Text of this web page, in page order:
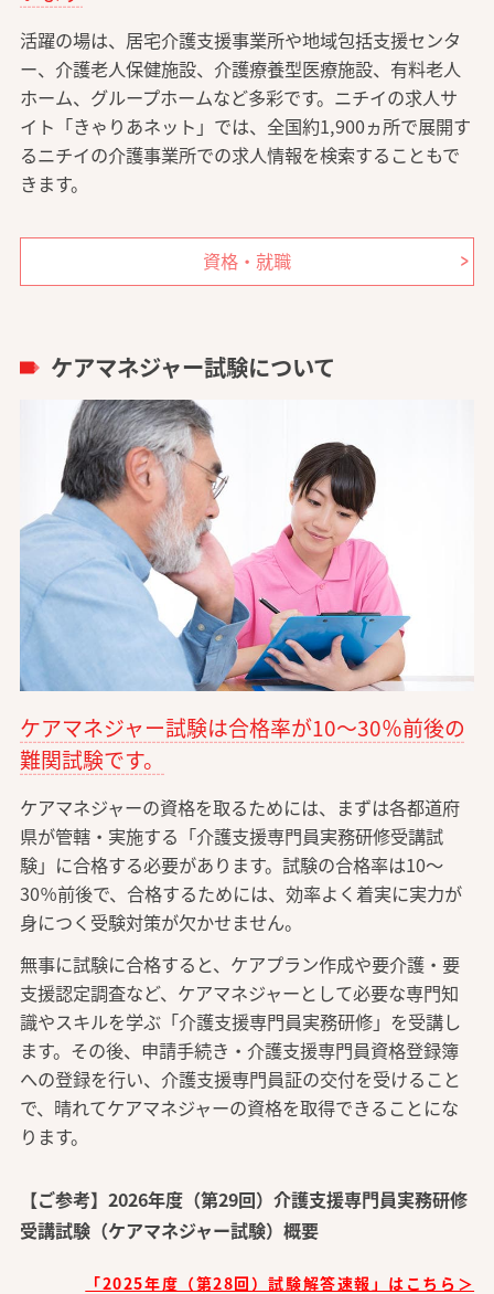
活躍の場は、居宅介護支援事業所や地域包括支援センタ
ー、介護老人保健施設、介護療養型医療施設、有料老人
ホーム、グループホームなど多彩です。ニチイの求人サ
イト「きゃりあネット」では、全国約1,900ヵ所で展開す
るニチイの介護事業所での求人情報を検索することもで
きます。
資格・就職
ケアマネジャー試験について
ケアマネジャー試験は合格率が10～30％前後の
難関試験です。
ケアマネジャーの資格を取るためには、まずは各都道府
県が管轄・実施する「介護支援専門員実務研修受講試
験」に合格する必要があります。試験の合格率は10～
30％前後で、合格するためには、効率よく着実に実力が
身につく受験対策が欠かせません。
無事に試験に合格すると、ケアプラン作成や要介護・要
支援認定調査など、ケアマネジャーとして必要な専門知
識やスキルを学ぶ「介護支援専門員実務研修」を受講し
ます。その後、申請手続き・介護支援専門員資格登録簿
への登録を行い、介護支援専門員証の交付を受けること
で、晴れてケアマネジャーの資格を取得できることにな
ります。
【ご参考】2026年度（第29回）介護支援専門員実務研修
受講試験（ケアマネジャー試験）概要
「2025年度（第28回）試験解答速報」はこちら＞